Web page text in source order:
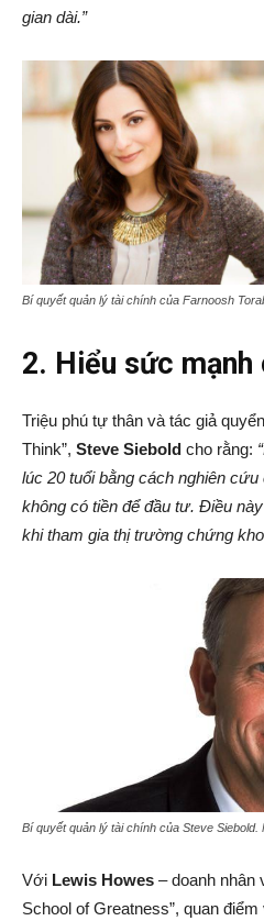
gian dài.”
Bí quyết quản lý tài chính của Farnoosh
2. Hiểu sức
Triệu phú tự thân và tác giả
Think”, Steve Siebold cho rằng:
lúc 20 tuổi bằng cách nghiên
không có tiền để đầu tư. Điều
khi tham gia thị trường chứng
Bí quyết quản lý tài chính của Steve Siebold.
Với Lewis Howes – doanh nhân
School of Greatness”, quan